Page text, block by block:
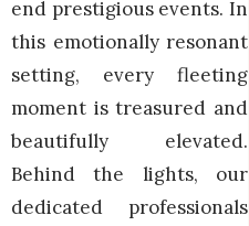
end prestigious events. In
this emotionally resonant
setting, every fleeting
moment is treasured and
beautifully elevated.
Behind the lights, our
dedicated professionals